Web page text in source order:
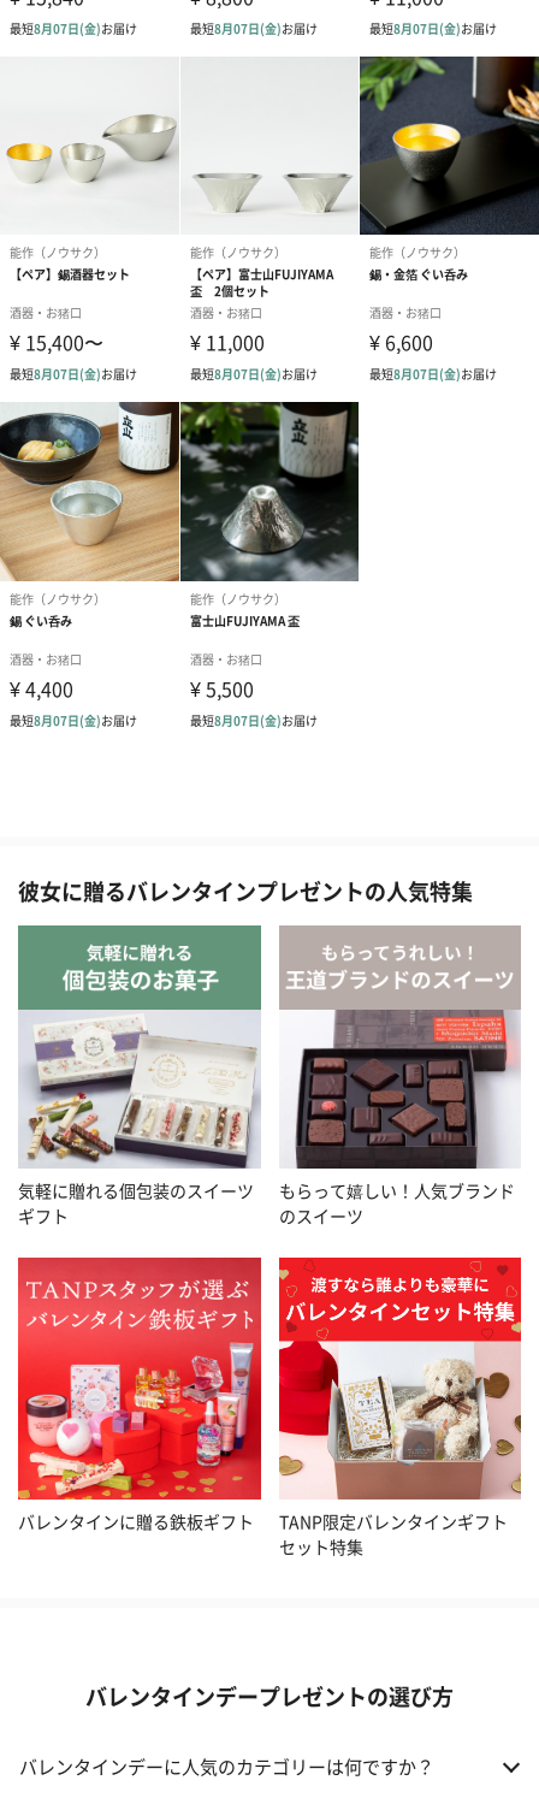
彼女に贈るバレンタインプレゼントの人気特集
気軽に贈れる個包装のスイーツ
ギフト
もらって嬉しい！人気ブランド
のスイーツ
バレンタインに贈る鉄板ギフト
TANP限定バレンタインギフト
セット特集
バレンタインデープレゼントの選び方
バレンタインデーに人気のカテゴリーは何ですか？